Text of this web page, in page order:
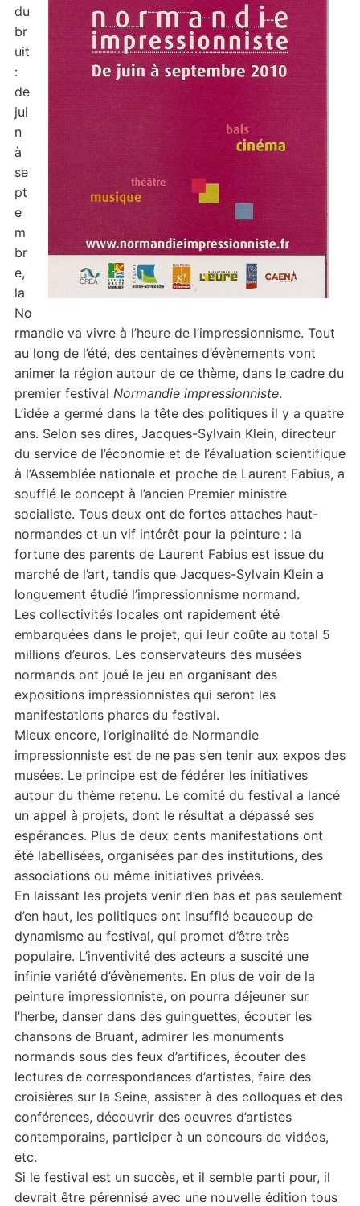
du
br
uit
:
de
jui
n
à
se
pt
e
m
br
e,
la
No
rmandie va vivre à l’heure de l’impressionnisme. Tout
au long de l’été, des centaines d’évènements vont
animer la région autour de ce thème, dans le cadre du
premier festival Normandie impressionniste.
L’idée a germé dans la tête des politiques il y a quatre
ans. Selon ses dires, Jacques-Sylvain Klein, directeur
du service de l’économie et de l’évaluation scientifique
à l’Assemblée nationale et proche de Laurent Fabius, a
soufflé le concept à l’ancien Premier ministre
socialiste. Tous deux ont de fortes attaches haut-
normandes et un vif intérêt pour la peinture : la
fortune des parents de Laurent Fabius est issue du
marché de l’art, tandis que Jacques-Sylvain Klein a
longuement étudié l’impressionnisme normand.
Les collectivités locales ont rapidement été
embarquées dans le projet, qui leur coûte au total 5
millions d’euros. Les conservateurs des musées
normands ont joué le jeu en organisant des
expositions impressionnistes qui seront les
manifestations phares du festival.
Mieux encore, l’originalité de Normandie
impressionniste est de ne pas s’en tenir aux expos des
musées. Le principe est de fédérer les initiatives
autour du thème retenu. Le comité du festival a lancé
un appel à projets, dont le résultat a dépassé ses
espérances. Plus de deux cents manifestations ont
été labellisées, organisées par des institutions, des
associations ou même initiatives privées.
En laissant les projets venir d’en bas et pas seulement
d’en haut, les politiques ont insufflé beaucoup de
dynamisme au festival, qui promet d’être très
populaire. L’inventivité des acteurs a suscité une
infinie variété d’évènements. En plus de voir de la
peinture impressionniste, on pourra déjeuner sur
l’herbe, danser dans des guinguettes, écouter les
chansons de Bruant, admirer les monuments
normands sous des feux d’artifices, écouter des
lectures de correspondances d’artistes, faire des
croisières sur la Seine, assister à des colloques et des
conférences, découvrir des oeuvres d’artistes
contemporains, participer à un concours de vidéos,
etc.
Si le festival est un succès, et il semble parti pour, il
devrait être pérennisé avec une nouvelle édition tous